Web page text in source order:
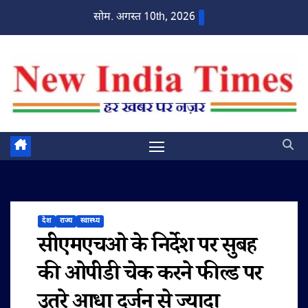
सोम. अगस्त 10th, 2026
देश राज्य स्वास्थ्य
सीएमएचओ के निर्देश पर सुबह
की ओपीडी चेक करने फील्ड पर